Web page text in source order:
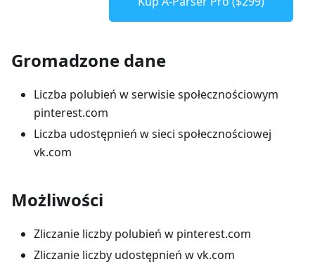
Gromadzone dane
Liczba polubień w serwisie społecznościowym
pinterest.com
Liczba udostępnień w sieci społecznościowej
vk.com
Możliwości
Zliczanie liczby polubień w pinterest.com
Zliczanie liczby udostępnień w vk.com